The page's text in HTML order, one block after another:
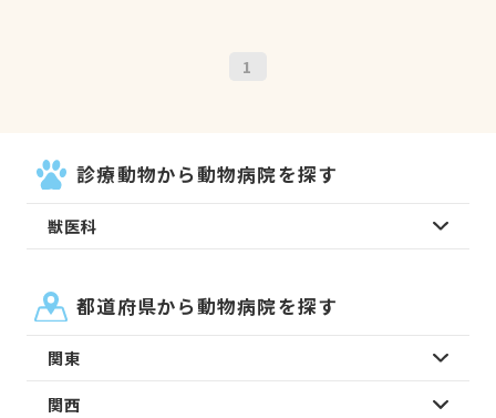
1
診療動物から動物病院を探す
獣医科
都道府県から動物病院を探す
関東
関西